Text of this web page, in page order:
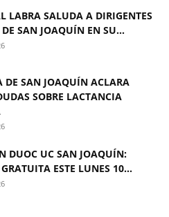
LABRA SALUDA A DIRIGENTES
DE SAN JOAQUÍN EN SU...
DE SAN JOAQUÍN ACLARA
SOBRE LACTANCIA
DUOC UC SAN JOAQUÍN:
ESTE LUNES 10...